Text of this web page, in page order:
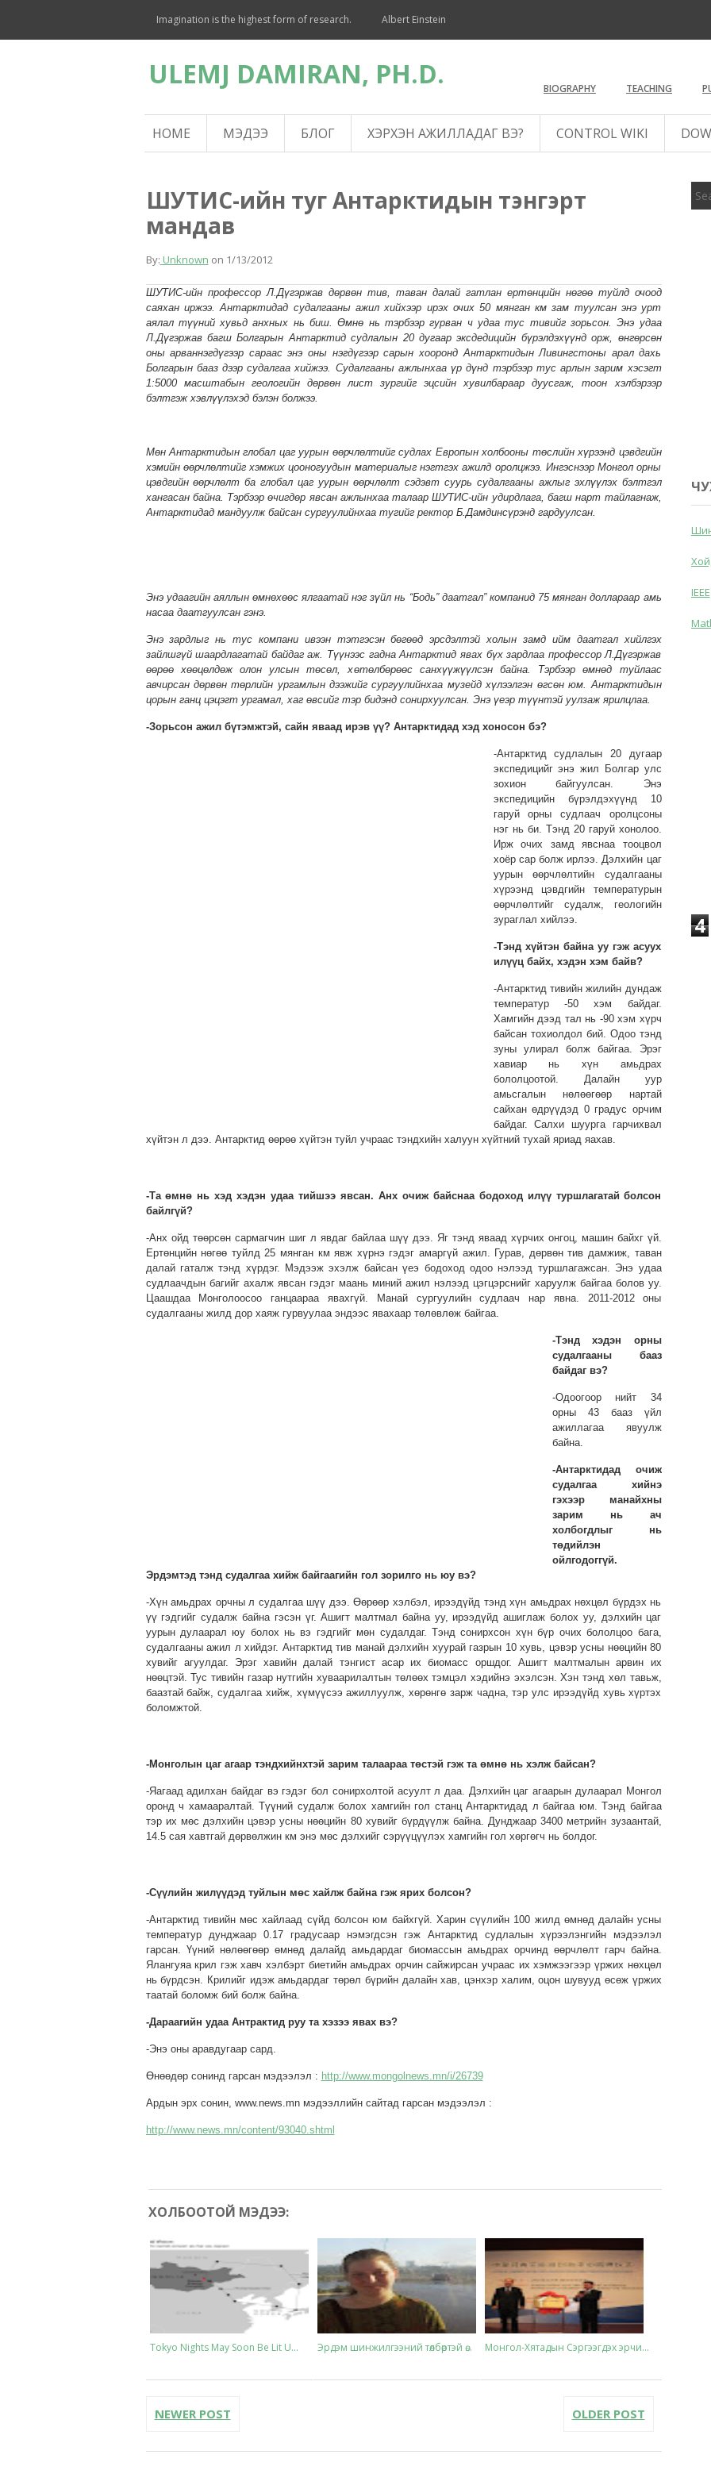
Imagination is the highest form of research. Albert Einstein
ULEMJ DAMIRAN, PH.D. BIOGRAPHY TEACHING
HOME МЭДЭЭ БЛОГ ХЭРХЭН АЖИЛЛАДАГ ВЭ? CONTROL WIKI
ШУТИС-ийн туг Антарктидын тэнгэрт
мандав
By: Unknown on 1/13/2012
ШУТИС-ийн профессор Л.Дүгэржав дөрвөн тив, таван далай гатлан ертөнцийн нөгөө туйлд очоод
саяхан иржээ. Антарктидад судалгааны ажил хийхээр ирэх очих 50 мянган км зам туулсан энэ урт
аялал түүний хувьд анхных нь биш. Өмнө нь тэрбээр гурван ч удаа тус тивийг зорьсон. Энэ удаа
Л.Дүгэржав багш Болгарын Антарктид судлалын 20 дугаар эксдедицийн бүрэлдэхүүнд орж, өнгөрсөн
оны арваннэгдүгээр сараас энэ оны нэгдүгээр сарын хооронд Антарктидын Ливингстоны арал дахь
Болгарын бааз дээр судалгаа хийжээ. Судалгааны ажлынхаа үр дүнд тэрбээр тус арлын зарим хэсэгт
1:5000 масштабын геологийн дөрвөн лист зургийг эцсийн хувилбараар дуусгаж, тоон хэлбэрээр
бэлтгэж хэвлүүлэхэд бэлэн болжээ.
Мөн Антарктидын глобал цаг уурын өөрчлөлтийг судлах Европын холбооны төслийн хүрээнд цэвдгийн
хэмийн өөрчлөлтийг хэмжих цооногуудын материалыг нэгтгэх ажилд оролцжээ. Ингэснээр Монгол орны
цэвдгийн өөрчлөлт ба глобал цаг уурын өөрчлөлт сэдэвт суурь судалгааны ажлыг эхлүүлэх бэлтгэл
хангасан байна. Тэрбээр өчигдөр явсан ажлынхаа талаар ШУТИС-ийн удирдлага, багш нарт тайлагнаж,
Антарктидад мандуулж байсан сургуулийнхаа тугийг ректор Б.Дамдинсүрэнд гардуулсан.
Энэ удаагийн аяллын өмнөхөөс ялгаатай нэг зүйл нь “Бодь” даатгал” компанид 75 мянган доллараар амь
насаа даатгуулсан гэнэ.
Энэ зардлыг нь тус компани ивээн тэтгэсэн бөгөөд эрсдэлтэй холын замд ийм даатгал хийлгэх
зайлшгүй шаардлагатай байдаг аж. Түүнээс гадна Антарктид явах бүх зардлаа профессор Л.Дүгэржав
өөрөө хөөцөлдөж олон улсын төсөл, хөтөлбөрөөс санхүүжүүлсэн байна. Тэрбээр өмнөд туйлаас
авчирсан дөрвөн төрлийн ургамлын дээжийг сургуулийнхаа музейд хүлээлгэн өгсөн юм. Антарктидын
цорын ганц цэцэгт ургамал, хаг өвсийг тэр бидэнд сонирхуулсан. Энэ үеэр түүнтэй уулзаж ярилцлаа.
-Зорьсон ажил бүтэмжтэй, сайн яваад ирэв үү? Антарктидад хэд хоносон бэ?
-Антарктид судлалын 20 дугаар
экспедицийг энэ жил Болгар улс
зохион байгуулсан. Энэ
экспедицийн бүрэлдэхүүнд 10
гаруй орны судлаач оролцсоны
нэг нь би. Тэнд 20 гаруй хонолоо.
Ирж очих замд явснаа тооцвол
хоёр сар болж ирлээ. Дэлхийн цаг
уурын өөрчлөлтийн судалгааны
хүрээнд цэвдгийн температурын
өөрчлөлтийг судалж, геологийн
зураглал хийлээ.
-Тэнд хүйтэн байна уу гэж асуух
илүүц байх, хэдэн хэм байв?
-Антарктид тивийн жилийн дундаж
температур -50 хэм байдаг.
Хамгийн дээд тал нь -90 хэм хүрч
байсан тохиолдол бий. Одоо тэнд
зуны улирал болж байгаа. Эрэг
хавиар нь хүн амьдрах
бололцоотой. Далайн уур
амьсгалын нөлөөгөөр нартай
сайхан өдрүүдэд 0 градус орчим
байдаг. Салхи шуурга гарчихвал
хүйтэн л дээ. Антарктид өөрөө хүйтэн туйл учраас тэндхийн халуун хүйтний тухай яриад яахав.
-Та өмнө нь хэд хэдэн удаа тийшээ явсан. Анх очиж байснаа бодоход илүү туршлагатай болсон
байлгүй?
-Анх ойд төөрсөн сармагчин шиг л явдаг байлаа шүү дээ. Яг тэнд яваад хүрчих онгоц, машин байхг үй.
Ертөнцийн нөгөө туйлд 25 мянган км явж хүрнэ гэдэг амаргүй ажил. Гурав, дөрвөн тив дамжиж, таван
далай гаталж тэнд хүрдэг. Мэдээж эхэлж байсан үеэ бодоход одоо нэлээд туршлагажсан. Энэ удаа
судлаачдын багийг ахалж явсан гэдэг маань миний ажил нэлээд цэгцэрснийг харуулж байгаа болов уу.
Цаашдаа Монголоосоо ганцаараа явахгүй. Манай сургуулийн судлаач нар явна. 2011-2012 оны
судалгааны жилд дор хаяж гурвуулаа эндээс явахаар төлөвлөж байгаа.
-Тэнд хэдэн орны
судалгааны бааз
байдаг вэ?
-Одоогоор нийт 34
орны 43 бааз үйл
ажиллагаа явуулж
байна.
-Антарктидад очиж
судалгаа хийнэ
гэхээр манайхны
зарим нь ач
холбогдлыг нь
төдийлэн
ойлгодоггүй.
Эрдэмтэд тэнд судалгаа хийж байгаагийн гол зорилго нь юу вэ?
-Хүн амьдрах орчны л судалгаа шүү дээ. Өөрөөр хэлбэл, ирээдүйд тэнд хүн амьдрах нөхцөл бүрдэх нь
үү гэдгийг судалж байна гэсэн үг. Ашигт малтмал байна уу, ирээдүйд ашиглаж болох уу, дэлхийн цаг
уурын дулаарал юу болох нь вэ гэдгийг мөн судалдаг. Тэнд сонирхсон хүн бүр очих бололцоо бага,
судалгааны ажил л хийдэг. Антарктид тив манай дэлхийн хуурай газрын 10 хувь, цэвэр усны нөөцийн 80
хувийг агуулдаг. Эрэг хавийн далай тэнгист асар их биомасс оршдог. Ашигт малтмалын арвин их
нөөцтэй. Тус тивийн газар нутгийн хуваарилалтын төлөөх тэмцэл хэдийнэ эхэлсэн. Хэн тэнд хөл тавьж,
баазтай байж, судалгаа хийж, хүмүүсээ ажиллуулж, хөрөнгө зарж чадна, тэр улс ирээдүйд хувь хүртэх
боломжтой.
-Монголын цаг агаар тэндхийнхтэй зарим талаараа төстэй гэж та өмнө нь хэлж байсан?
-Яагаад адилхан байдаг вэ гэдэг бол сонирхолтой асуулт л даа. Дэлхийн цаг агаарын дулаарал Монгол
оронд ч хамааралтай. Түүний судалж болох хамгийн гол станц Антарктидад л байгаа юм. Тэнд байгаа
тэр их мөс дэлхийн цэвэр усны нөөцийн 80 хувийг бүрдүүлж байна. Дунджаар 3400 метрийн зузаантай,
14.5 сая хавтгай дөрвөлжин км энэ мөс дэлхийг сэрүүцүүлэх хамгийн гол хөргөгч нь болдог.
-Сүүлийн жилүүдэд туйлын мөс хайлж байна гэж ярих болсон?
-Антарктид тивийн мөс хайлаад сүйд болсон юм байхгүй. Харин сүүлийн 100 жилд өмнөд далайн усны
температур дунджаар 0.17 градусаар нэмэгдсэн гэж Антарктид судлалын хүрээлэнгийн мэдээлэл
гарсан. Үүний нөлөөгөөр өмнөд далайд амьдардаг биомассын амьдрах орчинд өөрчлөлт гарч байна.
Ялангуяа крил гэж хавч хэлбэрт биетийн амьдрах орчин сайжирсан учраас их хэмжээгээр үржих нөхцөл
нь бүрдсэн. Крилийг идэж амьдардаг төрөл бүрийн далайн хав, цэнхэр халим, оцон шувууд өсөж үржих
таатай боломж бий болж байна.
-Дараагийн удаа Антрактид руу та хэзээ явах вэ?
-Энэ оны аравдугаар сард.
Өнөөдөр сонинд гарсан мэдээлэл : http://www.mongolnews.mn/i/26739
Ардын эрх сонин, www.news.mn мэдээллийн сайтад гарсан мэдээлэл :
http://www.news.mn/content/93040.shtml
ХОЛБООТОЙ МЭДЭЭ:
Tokyo Nights May Soon Be Lit U... Эрдэм шинжилгээний төлбөртэй ө... Монгол-Хятадын Сэргээгдэх эрчи...
NEWER POST OLDER POST
IEEE
4